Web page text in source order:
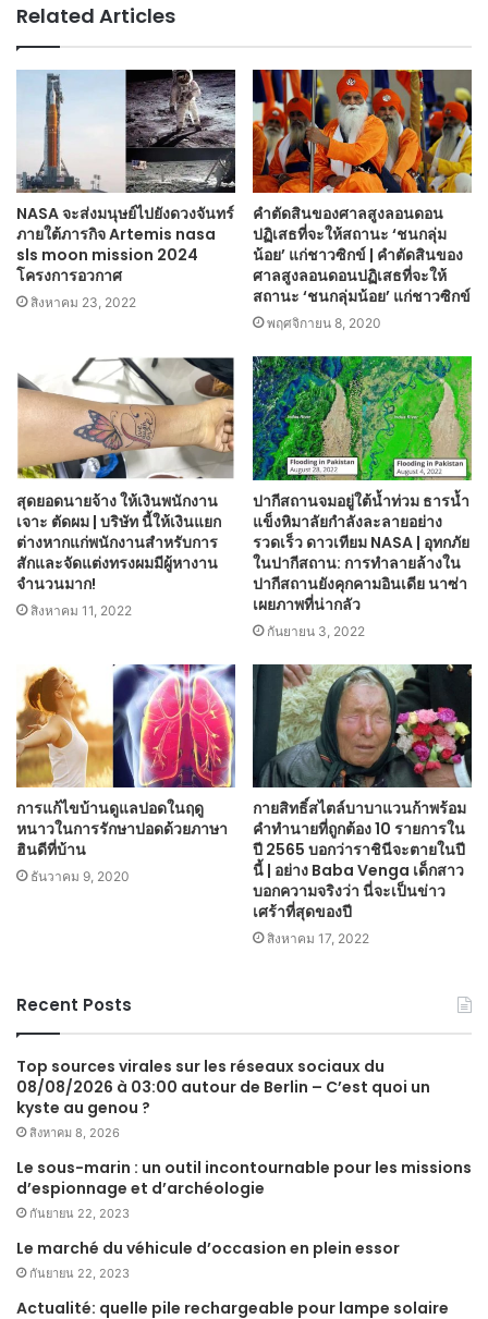
Related Articles
NASA จะส่งมนุษย์ไปยังดวงจันทร์
ภายใต้ภารกิจ Artemis nasa
sls moon mission 2024
โครงการอวกาศ
สิงหาคม 23, 2022
คำตัดสินของศาลสูงลอนดอน
ปฏิเสธที่จะให้สถานะ ‘ชนกลุ่ม
น้อย’ แก่ชาวซิกข์ | คำตัดสินของ
ศาลสูงลอนดอนปฏิเสธที่จะให้
สถานะ ‘ชนกลุ่มน้อย’ แก่ชาวซิกข์
พฤศจิกายน 8, 2020
สุดยอดนายจ้าง ให้เงินพนักงาน
เจาะ ตัดผม | บริษัท นี้ให้เงินแยก
ต่างหากแก่พนักงานสำหรับการ
สักและจัดแต่งทรงผมมีผู้หางาน
จำนวนมาก!
สิงหาคม 11, 2022
ปากีสถานจมอยู่ใต้น้ำท่วม ธารน้ำ
แข็งหิมาลัยกำลังละลายอย่าง
รวดเร็ว ดาวเทียม NASA | อุทกภัย
ในปากีสถาน: การทำลายล้างใน
ปากีสถานยังคุกคามอินเดีย นาซ่า
เผยภาพที่น่ากลัว
กันยายน 3, 2022
การแก้ไขบ้านดูแลปอดในฤดู
หนาวในการรักษาปอดด้วยภาษา
ฮินดีที่บ้าน
ธันวาคม 9, 2020
กายสิทธิ์สไตล์บาบาแวนก้าพร้อม
คำทำนายที่ถูกต้อง 10 รายการใน
ปี 2565 บอกว่าราชินีจะตายในปี
นี้ | อย่าง Baba Venga เด็กสาว
บอกความจริงว่า นี่จะเป็นข่าว
เศร้าที่สุดของปี
สิงหาคม 17, 2022
Recent Posts
Top sources virales sur les réseaux sociaux du
08/08/2026 à 03:00 autour de Berlin – C’est quoi un
kyste au genou ?
สิงหาคม 8, 2026
Le sous-marin : un outil incontournable pour les missions
d’espionnage et d’archéologie
กันยายน 22, 2023
Le marché du véhicule d’occasion en plein essor
กันยายน 22, 2023
Actualité: quelle pile rechargeable pour lampe solaire